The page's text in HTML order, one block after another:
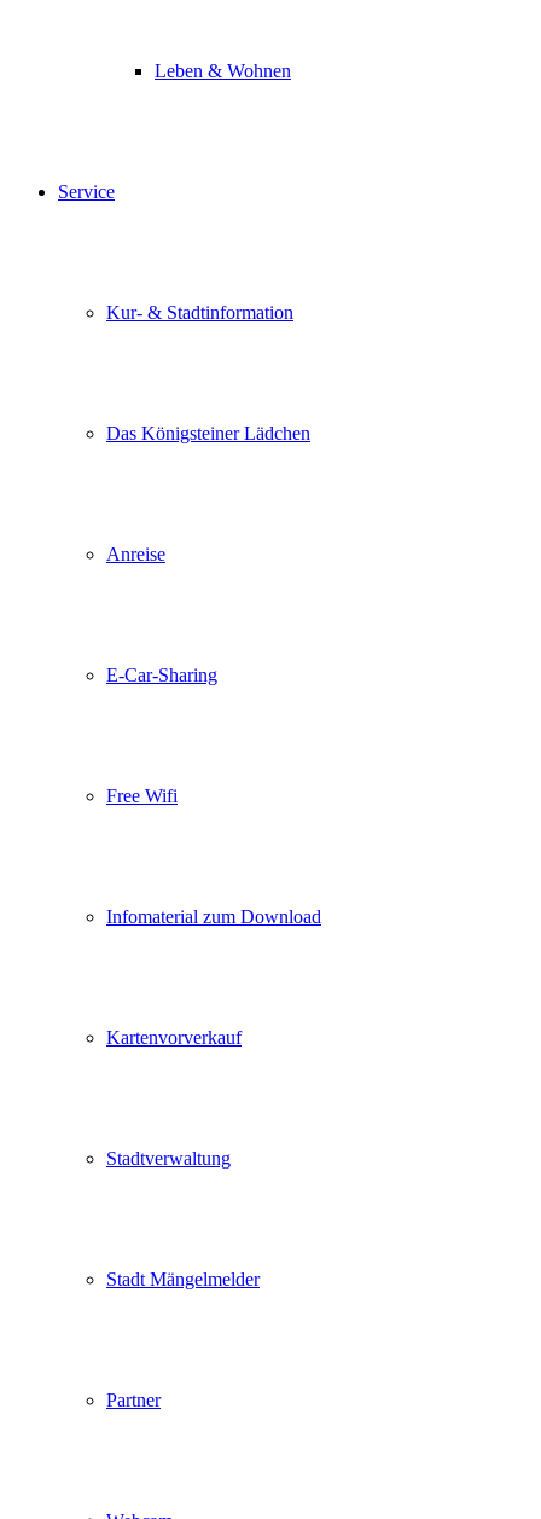
Leben & Wohnen
Service
Kur- & Stadtinformation
Das Königsteiner Lädchen
Anreise
E-Car-Sharing
Free Wifi
Infomaterial zum Download
Kartenvorverkauf
Stadtverwaltung
Stadt Mängelmelder
Partner